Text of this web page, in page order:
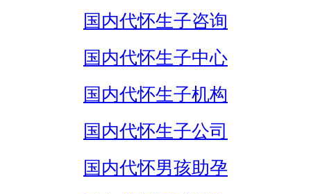
国内代怀生子咨询
国内代怀生子中心
国内代怀生子机构
国内代怀生子公司
国内代怀男孩助孕